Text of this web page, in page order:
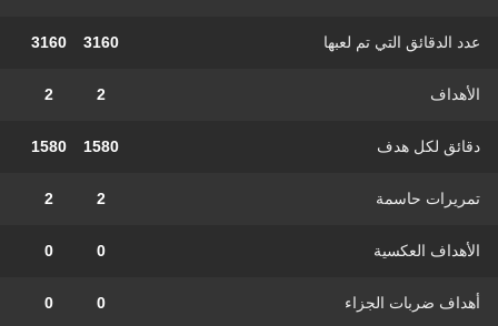
عدد الدقائق التي تم لعبها 3160
3160
الأهداف 2
2
دقائق لكل هدف 1580
1580
تمريرات حاسمة 2
2
الأهداف العكسية 0
0
أهداف ضربات الجزاء 0
0